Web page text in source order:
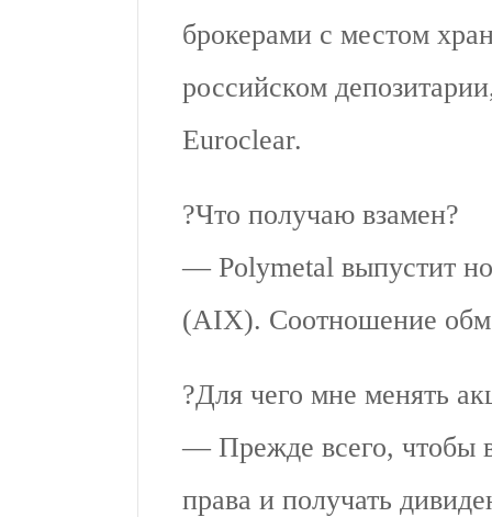
брокерами с местом
российском
Euroclear.
?Что получаю взамен?
— Polymetal выпустит
(AIX). Соотношение
?Для чего мне менять
— Прежде всего, чтобы
права и получать